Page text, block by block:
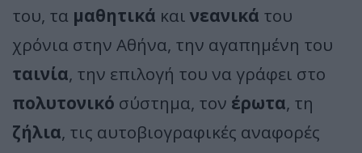
του, τα μαθητικά και νεανικά του
χρόνια στην Αθήνα, την αγαπημένη του
ταινία, την επιλογή του να γράφει στο
πολυτονικό σύστημα, τον έρωτα, τη
ζήλια, τις αυτοβιογραφικές αναφορές